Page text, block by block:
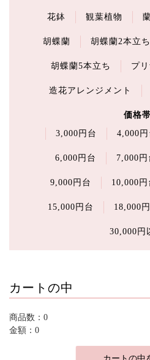
花鉢 観葉植物
胡蝶蘭 胡蝶蘭2本立ち
胡蝶蘭5本立ち プ
造花アレンジメント
価格帯
3,000円台
4,000円
6,000円台 7,000円
9,000円台 10,000円
15,000円台 18,000
30,000円
カートの中
商品数：0
金額：0